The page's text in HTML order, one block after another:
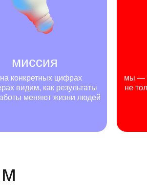
миссия
конкретных цифрах
видим, как результаты
меняют жизни людей
мы —
не